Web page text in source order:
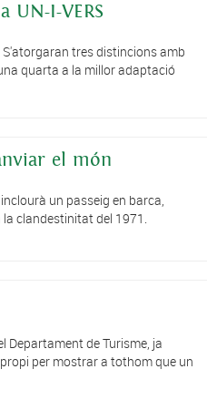
UN-I-VERS
S'atorgaran tres distincions amb
quarta a la millor adaptació
el món
un passeig en barca,
clandestinitat del 1971.
Departament de Turisme, ja
per mostrar a tothom que un